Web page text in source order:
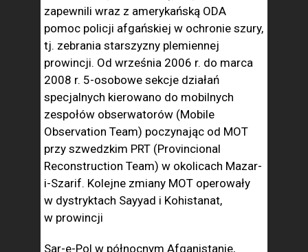
zapewnili wraz z amerykańską ODA
pomoc policji afgańskiej w ochronie szury,
tj. zebrania starszyzny plemiennej
prowincji. Od września 2006 r. do marca
2008 r. 5-osobowe sekcje działań
specjalnych kierowano do mobilnych
zespołów obserwatorów (Mobile
Observation Team) poczynając od MOT
przy szwedzkim PRT (Provincional
Reconstruction Team) w okolicach Mazar-
i-Szarif. Kolejne zmiany MOT operowały
w dystryktach Sayyad i Kohistanat,
w prowincji
Sar-e-Pol w północnym Afganistanie,